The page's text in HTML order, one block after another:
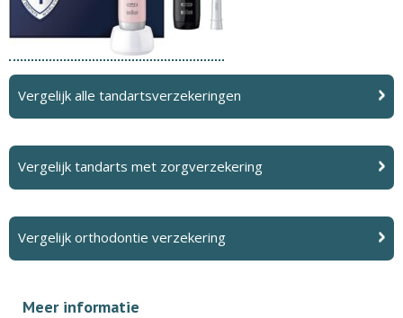
Vergelijk alle tandartsverzekeringen
Vergelijk tandarts met zorgverzekering
Vergelijk orthodontie verzekering
Meer informatie